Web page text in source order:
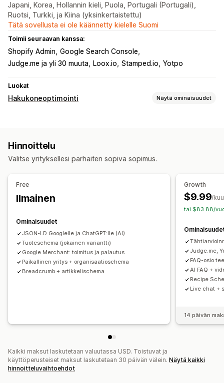
Japani, Korea, Hollannin kieli, Puola, Portugali (Portugali),
Ruotsi, Turkki, ja Kiina (yksinkertaistettu)
Tätä sovellusta ei ole käännetty kielelle Suomi
Toimii seuraavan kanssa:
Shopify Admin Google Search Console
Judge.me ja yli 30 muuta
Loox.io Stamped.io Yotpo
Luokat
Hakukoneoptimointi Näytä ominaisuudet
Rich-koodinpätkät
Paikallinen hakukoneoptimointi Sisällön optimointi
Analytiikka
Sisältöanalyysi
Hinnoittelu
Valitse yrityksellesi parhaiten sopiva sopimus.
Free
Ilmainen
Ominaisuudet
JSON-LD Googlelle ja ChatGPT:lle (AI)
Tuoteschema (jokainen variantti)
Google Merchant: toimitus ja palautus
Paikallinen yritys + organisaatioschema
Breadcrumb + artikkelischema
Growth
$9.99/
tai $83.88/
Judge.me,
FAQ-osio
AI FAQ +
Recipe
Live chat +
14 päivän
Kaikki maksut laskutetaan valuutassa USD. Toistuvat ja
käyttöperusteiset maksut laskutetaan 30 päivän välein. Näytä kaikki
hinnoitteluvaihtoehdot